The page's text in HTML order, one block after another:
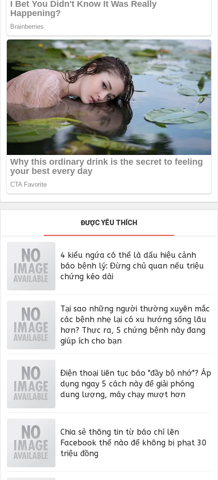
ĐƯỢC YÊU THÍCH
4 kiểu ngứa có thể là dấu hiệu cảnh
báo bệnh lý: Đừng chủ quan nếu triệu
chứng kéo dài
Tại sao những người thường xuyên mắc
các bệnh nhẹ lại có xu hướng sống lâu
hơn? Thực ra, 5 chứng bệnh này đang
giúp ích cho bạn
Điện thoại liên tục báo "đầy bộ nhớ"? Áp
dụng ngay 5 cách này để giải phóng
dung lượng, máy chạy mượt hơn
Chia sẻ thông tin từ báo chí lên
Facebook thế nào để không bị phạt 30
triệu đồng